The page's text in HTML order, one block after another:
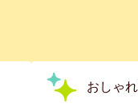
おしゃ